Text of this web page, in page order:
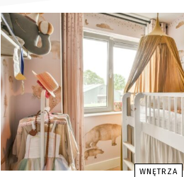
WNĘTRZA